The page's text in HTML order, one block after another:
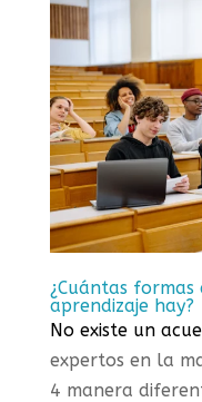
¿Cuántas
aprendizaje hay?
No existe un
expertos en la
4 manera